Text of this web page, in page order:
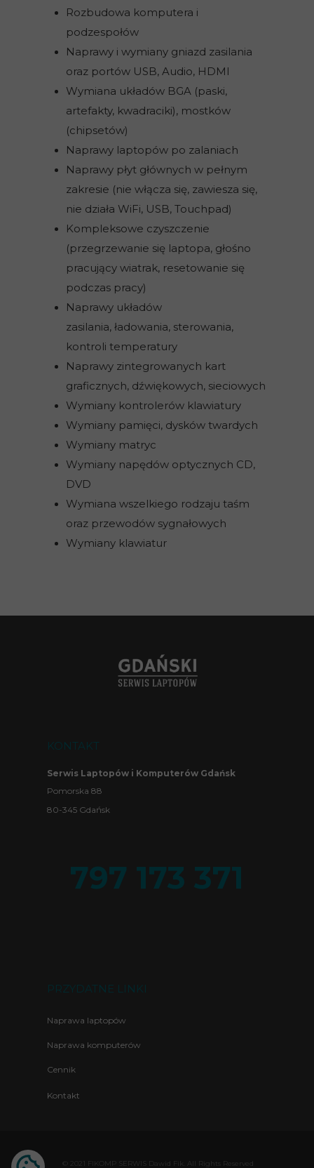
Rozbudowa komputera i
podzespołów
Naprawy i wymiany gniazd zasilania
oraz portów USB, Audio, HDMI
Wymiana układów BGA (paski,
artefakty, kwadraciki), mostków
(chipsetów)
Naprawy laptopów po zalaniach
Naprawy płyt głównych w pełnym
zakresie (nie włącza się, zawiesza się,
nie działa WiFi, USB, Touchpad)
Kompleksowe czyszczenie
(przegrzewanie się laptopa, głośno
pracujący wiatrak, resetowanie się
podczas pracy)
Naprawy układów
zasilania, ładowania, sterowania,
kontroli temperatury
Naprawy zintegrowanych kart
graficznych, dźwiękowych, sieciowych
Wymiany kontrolerów klawiatury
Wymiany pamięci, dysków twardych
Wymiany matryc
Wymiany napędów optycznych CD,
DVD
Wymiana wszelkiego rodzaju taśm
oraz przewodów sygnałowych
Wymiany klawiatur
80-345 Gdańsk
Pomorska 88
Serwis Laptopów i Komputerów Gdańsk
797 173 371
© 2021 FIKOMP SERWIS Dawid Fik. All Rights Reserved
Naprawa komputerów
Naprawa laptopów
Kontakt
Cennik
KONTAKT
PRZYDATNE LINKI